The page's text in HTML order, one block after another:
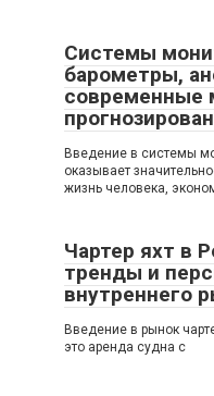
Системы
барометры,
современные
Введение в системы
оказывает
жизнь человека,
Чартер яхт в
тренды и
внутреннего
Введение в рынок
это аренда судна с